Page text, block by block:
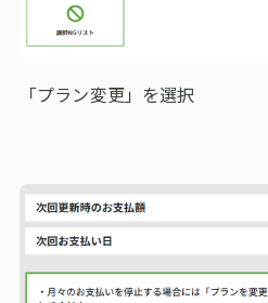
「プラン変更」を選択